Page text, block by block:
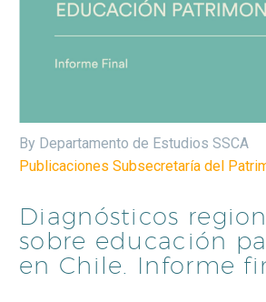
By Departamento de Estudios SSCA
Publicaciones Subsecretaría del
Diagnósticos
sobre educación
en Chile. Informe